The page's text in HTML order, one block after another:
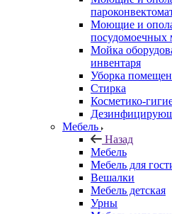
Моющие и
посудомоечных
Мойка
инвентаря
Уборка
Стирка
Косметико-
Мебель
Назад
Мебель
Мебель для
Вешалки
Мебель детская
Урны